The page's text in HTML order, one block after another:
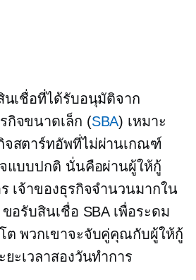
นเชื่อที่ได้รับอนุมัติจาก
กิจขนาดเล็ก (SBA) เหมาะ
จสตาร์ทอัพที่ไม่ผ่านเกณฑ์
แบบปกติ นั่นคือผ่านผู้ให้กู้
เจ้าของธุรกิจจำนวนมากใน
อรับสินเชื่อ SBA เพื่อระดม
ต พวกเขาจะจับคู่คุณกับผู้ให้กู้
ะเวลาสองวันทำการ